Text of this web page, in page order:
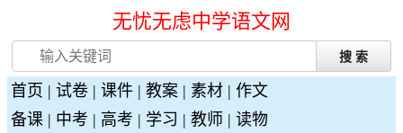
无忧无虑中学语文网
首页 | 试卷 | 课件 | 教案 | 素材 | 作文
备课 | 中考 | 高考 | 学习 | 教师 | 读物